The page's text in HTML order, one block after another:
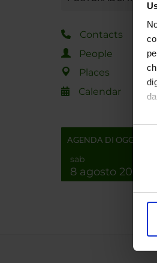
del
Contacts
People
Places
Calendar
AGENDA DI OGGI
sab
8 agosto 2026